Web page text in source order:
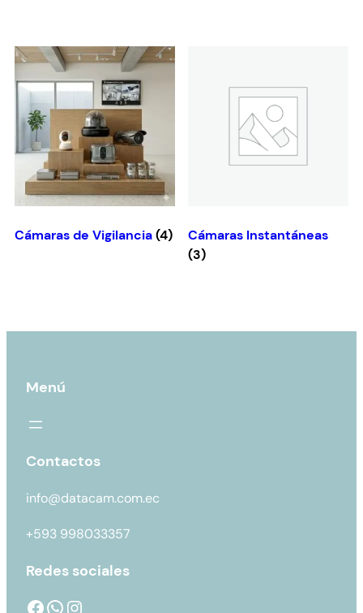
Cámaras de Vigilancia(4)
Cámaras Instantáneas
(3)
Menú
Contactos
info@datacam.com.ec
+593 998033357
Redes sociales